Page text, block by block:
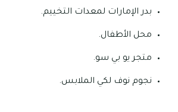
بدر الإمارات لمعدات التخييم.
محل الأطفال.
متجر يو بي سو.
نجوم نوف لكي الملابس.